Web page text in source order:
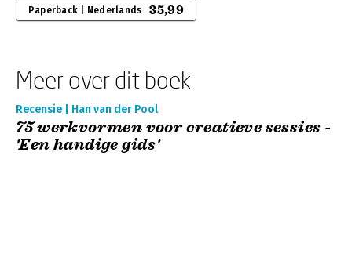
Paperback | Nederlands 35,99
Meer over dit boek
Recensie | Han van der Pool
75 werkvormen voor creatieve sessies -
'Een handige gids'